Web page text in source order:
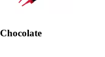
Chocolate